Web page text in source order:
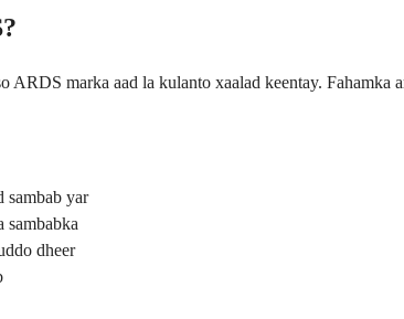
marka aad la kulanto xaalad keentay.
sambab yar
sambabka
dheer